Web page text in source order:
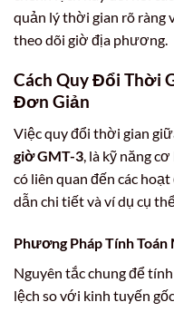
quản lý thời gian rõ ràng
theo dõi giờ địa phương.
Cách Quy Đổi Thời
Đơn Giản
Việc quy đổi thời gian
giờ GMT-3, là kỹ năng
có liên quan đến các
dẫn chi tiết và ví dụ cụ
Phương Pháp Tính Toán
Nguyên tắc chung để
lệch so với kinh tuyến